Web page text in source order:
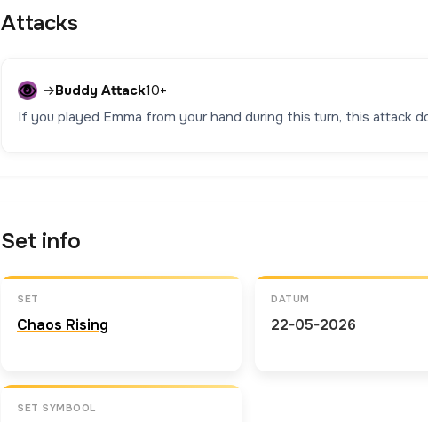
Attacks
→Buddy Attack10+
If you played Emma from your hand during this turn, this attack
Set info
SET
Chaos Rising
DATUM
22-05-2026
SET SYMBOOL